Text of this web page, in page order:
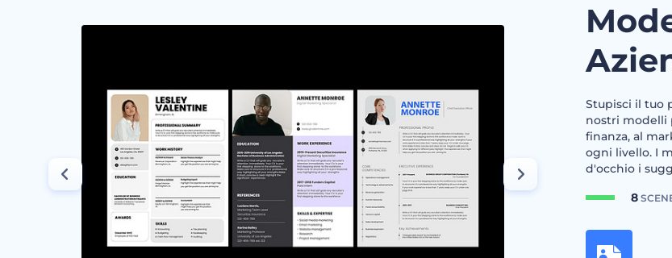
Stupisci il tuo
nostri modelli
finanza, al
ogni livello. I
d'occhio i
8